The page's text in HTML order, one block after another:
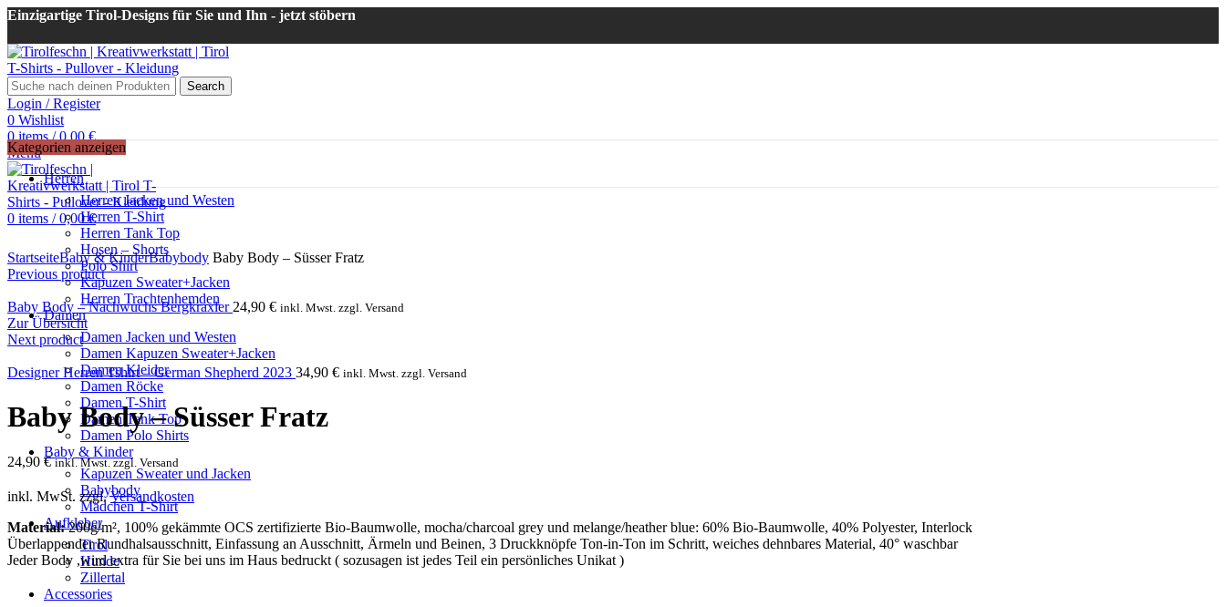
Einzigartige Tirol-Designs für Sie und Ihn - jetzt stöbern
Search
Login / Register
0 Wishlist
0items / 0,00€
Menu
0 items / 0,00€
Kategorien anzeigen
Herren
Herren Jacken und Westen
Herren T-Shirt
Herren Tank Top
Hosen – Shorts
Polo Shirt
Kapuzen Sweater+Jacken
Herren Trachtenhemden
Damen
Damen Jacken und Westen
Damen Kapuzen Sweater+Jacken
Damen Kleider
Damen Röcke
Damen T-Shirt
Damen Tank Top
Damen Polo Shirts
Baby & Kinder
Kapuzen Sweater und Jacken
Babybody
Mädchen T-Shirt
Aufkleber
Tirol
Hunde
Zillertal
Accessories
Click to enlarge
StartseiteBaby & KinderBabybody Baby Body – Süsser Fratz
Previous product
Baby Body – Nachwuchs Bergkraxler 24,90 € inkl. Mwst. zzgl. Versand
Zur Übersicht
Next product
Designer Herren Tshirt – German Shepherd 2023 34,90 € inkl. Mwst. zzgl. Versand
Baby Body – Süsser Fratz
24,90 € inkl. Mwst. zzgl. Versand
inkl. MwSt. zzgl.Versandkosten
Material:200g/m², 100% gekämmte OCS zertifizierte Bio-Baumwolle, mocha/charcoal grey und melange/heather blue: 60% Bio-Baumwolle, 40% Polyester, Interlock
Überlappender Rundhalsausschnitt, Einfassung an Ausschnitt, Ärmeln und Beinen, 3 Druckknöpfe Ton-in-Ton im Schritt, weiches dehnbares Material, 40° waschbar
Jeder Body ,wird extra für Sie bei uns im Haus bedruckt ( sozusagen ist jedes Teil ein persönliches Unikat )